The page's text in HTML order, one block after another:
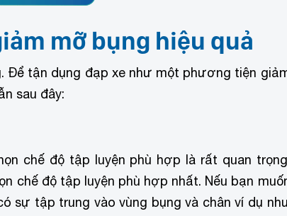
mỡ bụng hiệu quả
Để tận dụng đạp xe như một phương tiện
sau đây:
chế độ tập luyện phù hợp là rất quan
chế độ tập luyện phù hợp nhất. Nếu bạn
sự tập trung vào vùng bụng và chân ví dụ